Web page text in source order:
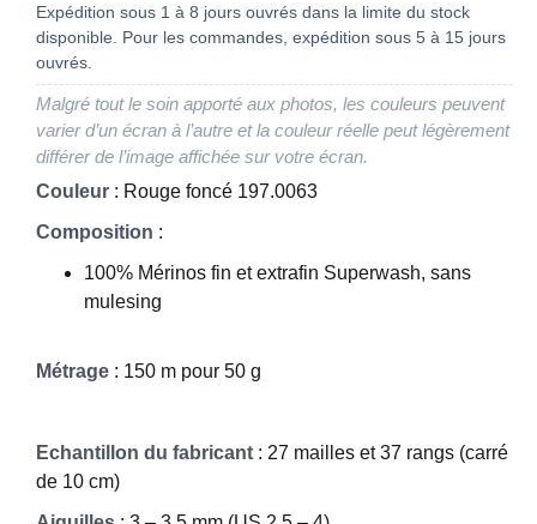
Expédition sous 1 à 8 jours ouvrés dans la limite du stock
disponible. Pour les commandes, expédition sous 5 à 15 jours
ouvrés.
Malgré tout le soin apporté aux photos, les couleurs peuvent
varier d’un écran à l’autre et la couleur réelle peut légèrement
différer de l’image affichée sur votre écran.
Couleur : Rouge foncé 197.0063
Composition :
100% Mérinos fin et extrafin Superwash, sans
mulesing
Métrage : 150 m pour 50 g
Echantillon du fabricant : 27 mailles et 37 rangs (carré
de 10 cm)